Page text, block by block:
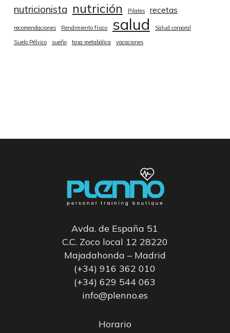
nutricionista nutrición Pilates recetas
recomendaciones Rendimiento físico salud
Salud corporal
Suelo Pélvico
sueño tasa metabólica vacaciones
Avda. de España 51
C.C. Zoco local 12 28220
Majadahonda – Madrid
(+34) 916 362 010
(+34) 629 544 063
info@plenno.es
Horario